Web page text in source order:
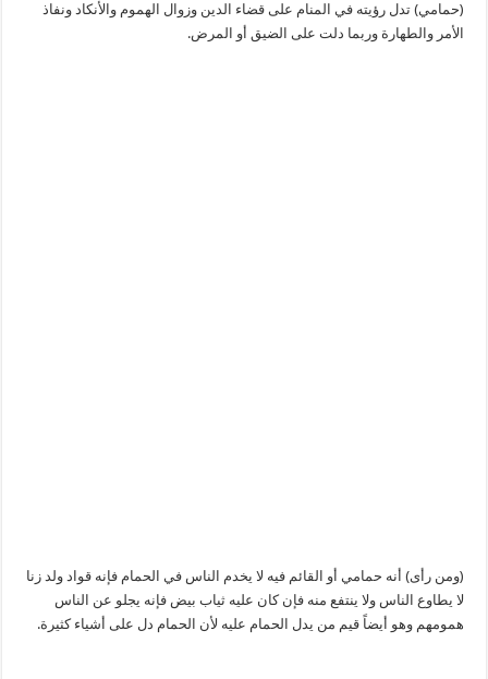
(حمامي) تدل رؤيته في المنام على قضاء الدين وزوال الهموم والأنكاد ونفاذ
الأمر والطهارة وربما دلت على الضيق أو المرض.
(ومن رأى) أنه حمامي أو القائم فيه لا يخدم الناس في الحمام فإنه قواد ولد زنا
لا يطاوع الناس ولا ينتفع منه فإن كان عليه ثياب بيض فإنه يجلو عن الناس
همومهم وهو أيضاً قيم من يدل الحمام عليه لأن الحمام دل على أشياء كثيرة.